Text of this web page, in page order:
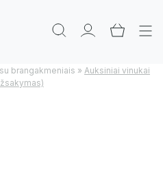
brangakmeniais » Auksiniai vinukai